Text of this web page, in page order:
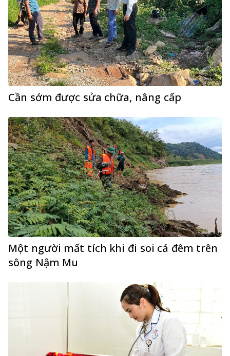
Cần sớm được sửa chữa, nâng cấp
Một người mất tích khi đi soi cá đêm trên
sông Nậm Mu